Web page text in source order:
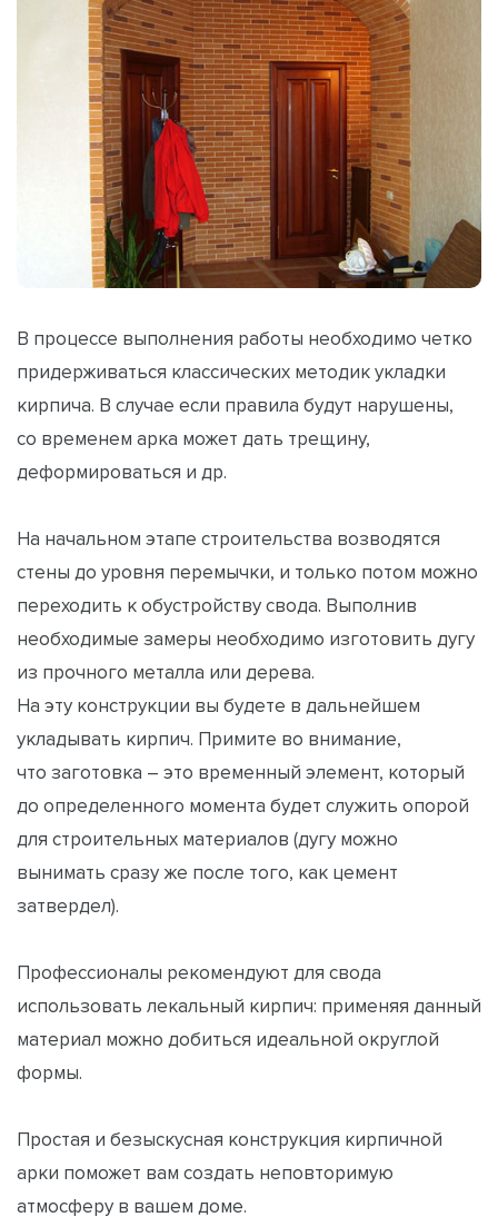
В процессе выполнения работы необходимо четко
придерживаться классических методик укладки
кирпича. В случае если правила будут нарушены,
со временем арка может дать трещину,
деформироваться и др.
На начальном этапе строительства возводятся
стены до уровня перемычки, и только потом можно
переходить к обустройству свода. Выполнив
необходимые замеры необходимо изготовить дугу
из прочного металла или дерева.
На эту конструкции вы будете в дальнейшем
укладывать кирпич. Примите во внимание,
что заготовка – это временный элемент, который
до определенного момента будет служить опорой
для строительных материалов (дугу можно
вынимать сразу же после того, как цемент
затвердел).
Профессионалы рекомендуют для свода
использовать лекальный кирпич: применяя данный
материал можно добиться идеальной округлой
формы.
Простая и безыскусная конструкция кирпичной
арки поможет вам создать неповторимую
атмосферу в вашем доме.